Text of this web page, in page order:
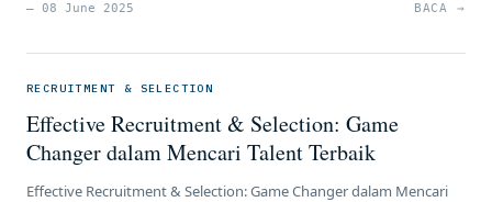
dan mendukung tujuan organisasi. Sebagai praktisi HR, HC, dan
menghasilkan perekrutan yang berdampak tinggi (high-impact
hiring), […]
— 08 June 2025 BACA →
RECRUITMENT & SELECTION
Effective Recruitment & Selection: Game
Changer dalam Mencari Talent Terbaik
Effective Recruitment & Selection: Game Changer dalam Mencari